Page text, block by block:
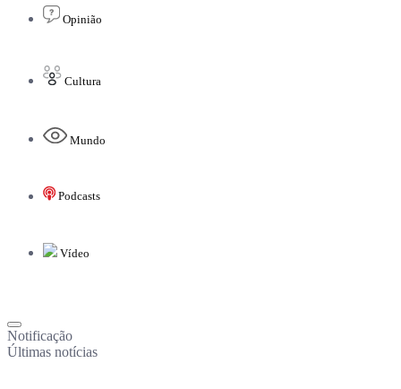
Opinião
Cultura
Mundo
Podcasts
Vídeo
Notificação
Últimas notícias